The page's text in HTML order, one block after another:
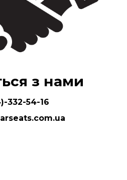
з нами
332-54-16